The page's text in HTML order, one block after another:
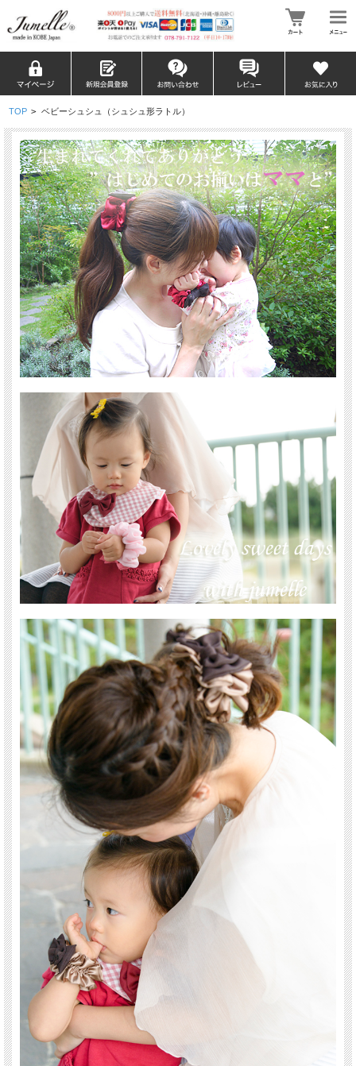
TOP > ベビーシュシュ（シュシュ形ラトル）